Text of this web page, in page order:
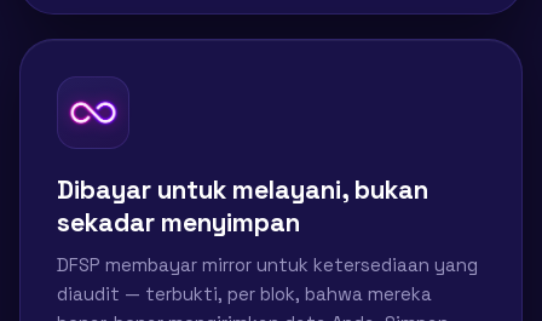
Dibayar untuk melayani, bukan
sekadar menyimpan
DFSP membayar mirror untuk ketersediaan yang
diaudit — terbukti, per blok, bahwa mereka